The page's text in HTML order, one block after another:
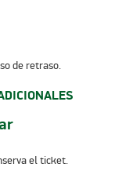
de retraso.
el ticket.